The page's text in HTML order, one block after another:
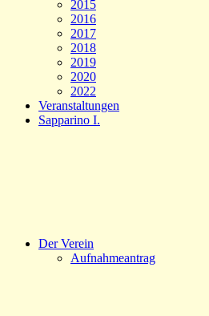
2015
2016
2017
2018
2019
2020
2022
Veranstaltungen
Sapparino I.
Der Verein
Aufnahmeantrag